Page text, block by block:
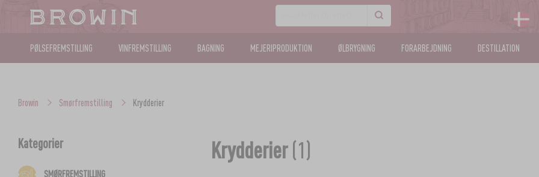
PØLSEFREMSTILLING VINFREMSTILLING BAGNING MEJERIPRODUKTION ØLBRYGNING FORARBEJDNING DESTILLATION
Browin Smørfremstilling Krydderier
Kategorier
SMØRFREMSTILLING
Krydderier(1)